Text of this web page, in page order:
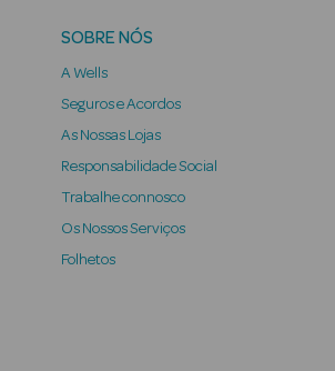
SOBRE NÓS
A Wells
Seguros e Acordos
As Nossas Lojas
Responsabilidade Social
Trabalhe connosco
Os Nossos Serviços
Folhetos